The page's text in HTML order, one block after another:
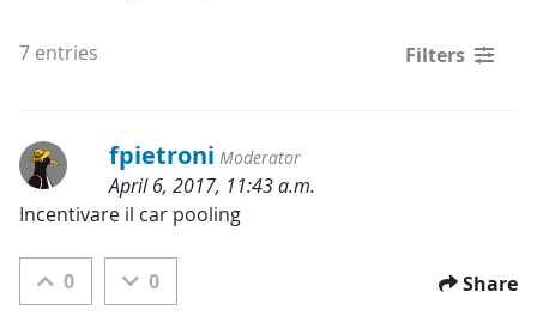
7 entries Filters
fpietroni Moderator
April 6, 2017, 11:43 a.m.
Categories:
Incentivare il car pooling
0 0 Share